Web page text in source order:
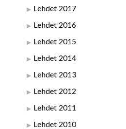
Lehdet 2017
Lehdet 2016
Lehdet 2015
Lehdet 2014
Lehdet 2013
Lehdet 2012
Lehdet 2011
Lehdet 2010